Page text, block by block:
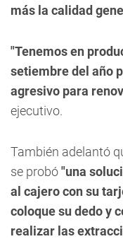
más la calidad
"Tenemos en
setiembre del año
agresivo para
ejecutivo.
También adelantó
se probó"una
al cajero con su
coloque su dedo y
realizar las